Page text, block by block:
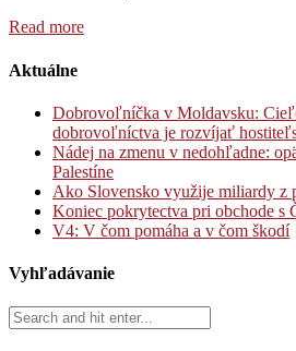
Read more
Aktuálne
Dobrovoľníčka v Moldavsku:
dobrovoľníctva je rozvíjať
Nádej na zmenu v nedohľadne:
Palestíne
Ako Slovensko využije miliardy z
Koniec pokrytectva pri obchode s
V4: V čom pomáha a v čom škodí
Vyhľadávanie